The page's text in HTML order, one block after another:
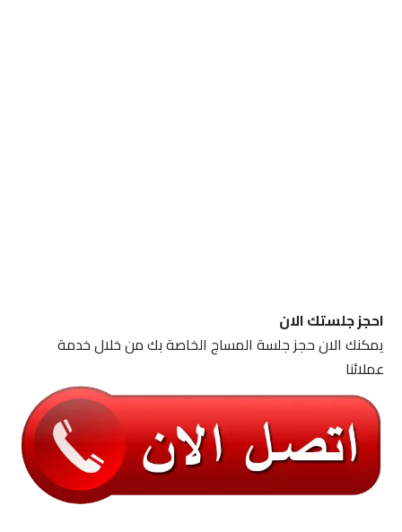
احجز جلستك الان
يمكنك الان حجز جلسة المساج الخاصة بك من خلال خدمة
عملائنا